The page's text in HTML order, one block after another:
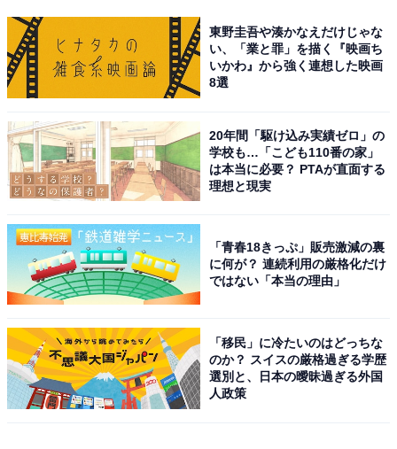
2位「特質系」
続いて2位にランクインしたのは「特質系」。好きな使
用キャラとして挙がったのは、クロロ、クラピカ、ネオ
ンでした。
カリスマ性あり」。魅力的な使用キャラの多い特質系
が、主人公・ゴンの強化系を抑えて2位に。
他人の念能力を盗むクロロの「盗賊の極意（スキルハン
ター）」や、全6系統の能力を100%の精度で使えるクラ
ピカの「絶対時間（エンペラータイム）」など、チート
的な強さを誇ることも人気の理由かもしれません。
東野圭吾や湊かなえだけじゃな
い、「業と罪」を描く『映画ち
いかわ』から強く連想した映画
8選
20年間「駆け込み実績ゼロ」の
学校も…「こども110番の家」
は本当に必要？ PTAが直面する
理想と現実
「青春18きっぷ」販売激減の裏
に何が？ 連続利用の厳格化だけ
ではない「本当の理由」
「移民」に冷たいのはどっちな
のか？ スイスの厳格過ぎる学歴
選別と、日本の曖昧過ぎる外国
人政策